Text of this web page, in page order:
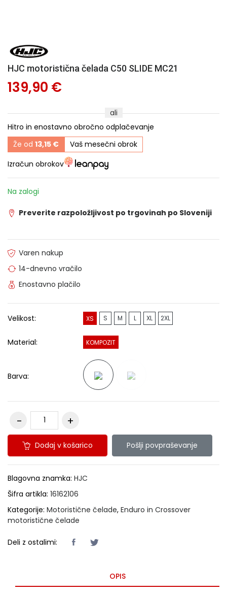
HJC motoristična čelada C50 SLIDE MC21
139,90 €
ali
Hitro in enostavno obročno odplačevanje
Že od 13,15 €
Vaš mesečni obrok
Izračun obrokov
Na zalogi
Preverite razpoložljivost po trgovinah po Sloveniji
Varen nakup
14-dnevno vračilo
Enostavno plačilo
Velikost: XS S M L XL 2XL
Material: KOMPOZIT
Barva:
Dodaj v košarico Pošlji povpraševanje
Blagovna znamka: HJC
Šifra artikla: 16162106
Kategorije: Motoristične čelade, Enduro in Crossover
motoristične čelade
Deli z ostalimi:
OPIS